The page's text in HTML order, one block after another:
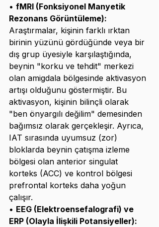
• fMRI (Fonksiyonel Manyetik
Rezonans Görüntüleme):
Araştırmalar, kişinin farklı ırktan
birinin yüzünü gördüğünde veya bir
dış grup üyesiyle karşılaştığında,
beynin "korku ve tehdit" merkezi
olan amigdala bölgesinde aktivasyon
artışı olduğunu göstermiştir. Bu
aktivasyon, kişinin bilinçli olarak
"ben önyargılı değilim" demesinden
bağımsız olarak gerçekleşir. Ayrıca,
IAT sırasında uyumsuz (zor)
bloklarda beynin çatışma izleme
bölgesi olan anterior singulat
korteks (ACC) ve kontrol bölgesi
prefrontal korteks daha yoğun
çalışır.
• EEG (Elektroensefalografi) ve
ERP (Olayla İlişkili Potansiyeller):